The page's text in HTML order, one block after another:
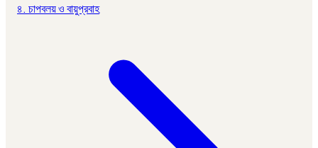
৪. চাপবলয় ও বায়ুপ্রবাহ